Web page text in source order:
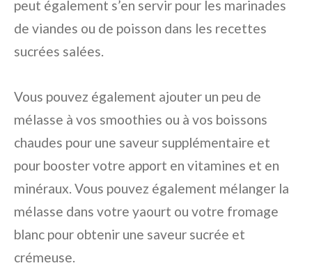
peut également s’en servir pour les marinades
de viandes ou de poisson dans les recettes
sucrées salées.
Vous pouvez également ajouter un peu de
mélasse à vos smoothies ou à vos boissons
chaudes pour une saveur supplémentaire et
pour booster votre apport en vitamines et en
minéraux. Vous pouvez également mélanger la
mélasse dans votre yaourt ou votre fromage
blanc pour obtenir une saveur sucrée et
crémeuse.